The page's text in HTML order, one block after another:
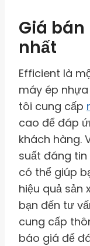
Giá
nhất
Efficient là
máy ép
tôi cung cấp
cao để đáp
khách hàng.
suất đáng
có thể giúp
hiệu quả sản
bạn đến tư
cung cấp
báo giá để